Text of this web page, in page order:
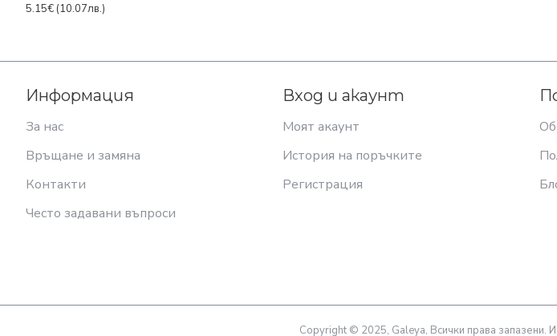
5.15€ (10.07лв.)
Информация
За нас
Връщане и замяна
Контакти
Често задавани въпроси
Вход и акаунт
Моят акаунт
История на поръчките
Регистрация
Copyright © 2025, Galeya, Всички права запазени.